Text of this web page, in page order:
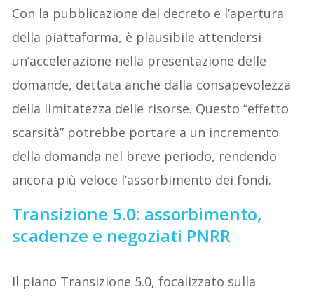
Con la pubblicazione del decreto e l’apertura
della piattaforma, è plausibile attendersi
un’accelerazione nella presentazione delle
domande, dettata anche dalla consapevolezza
della limitatezza delle risorse. Questo “effetto
scarsità” potrebbe portare a un incremento
della domanda nel breve periodo, rendendo
ancora più veloce l’assorbimento dei fondi.
Transizione 5.0: assorbimento,
scadenze e negoziati PNRR
Il piano Transizione 5.0, focalizzato sulla